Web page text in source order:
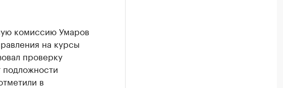
комиссию Умаров
на курсы
проверку
подложности
в